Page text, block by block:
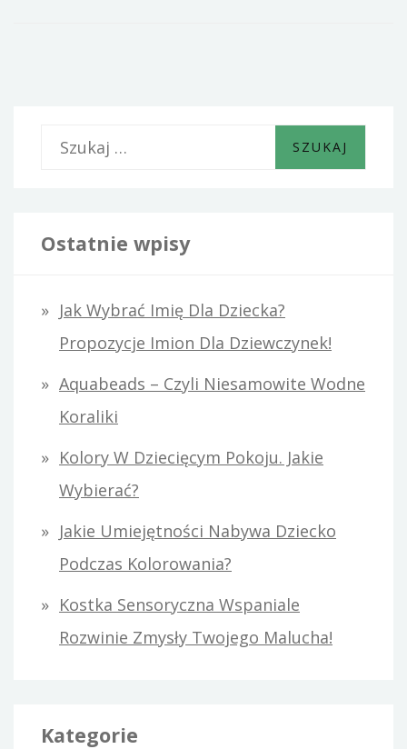
k
j
Ostatnie wpisy
Jak Wybrać Imię Dla Dziecka?
Propozycje Imion Dla Dziewczynek!
Aquabeads – Czyli Niesamowite Wodne
Koraliki
Kolory W Dziecięcym Pokoju. Jakie
Wybierać?
Jakie Umiejętności Nabywa Dziecko
Podczas Kolorowania?
Kostka Sensoryczna Wspaniale
Rozwinie Zmysły Twojego Malucha!
Kategorie